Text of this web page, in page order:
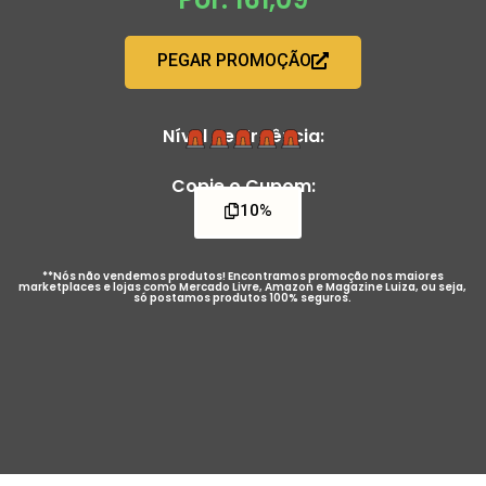
PEGAR PROMOÇÃO
Nível de Urgência:
Copie o Cupom:
10%
**Nós não vendemos produtos! Encontramos promoção nos maiores
marketplaces e lojas como Mercado Livre, Amazon e Magazine Luiza, ou seja,
só postamos produtos 100% seguros.